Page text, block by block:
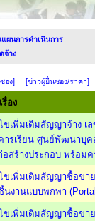
แผนการดำเนินการ
าง
อง] [ข่าวผู้ยื่นซอง/ราคา]
รื่อง
ขเพิ่มเติมสัญญาจ้าง เ
ารเรียน ศูนย์พัฒนาบุค
อสร้างประกอบ พร้อม
ขเพิ่มเติมสัญญาซื้อขาย
นงานแบบพกพา
ขเพิ่มเติมสัญญาซื้อขาย